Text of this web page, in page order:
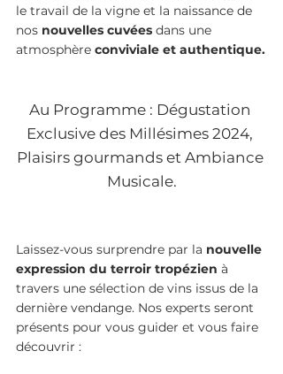
le travail de la vigne et la naissance de
nos nouvelles cuvées dans une
atmosphère conviviale et authentique.
Au Programme : Dégustation
Exclusive des Millésimes 2024,
Plaisirs gourmands et Ambiance
Musicale.
Laissez-vous surprendre par la nouvelle
expression du terroir tropézien à
travers une sélection de vins issus de la
dernière vendange. Nos experts seront
présents pour vous guider et vous faire
découvrir :